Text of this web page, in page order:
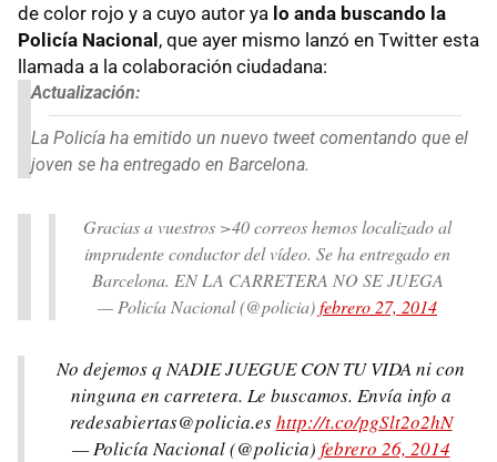
de color rojo y a cuyo autor ya lo anda buscando la
Policía Nacional, que ayer mismo lanzó en Twitter esta
llamada a la colaboración ciudadana:
Actualización:
La Policía ha emitido un nuevo tweet comentando que el
joven se ha entregado en Barcelona.
Gracias a vuestros >40 correos hemos localizado al
imprudente conductor del vídeo. Se ha entregado en
Barcelona. EN LA CARRETERA NO SE JUEGA
— Policía Nacional (@policia)febrero 27, 2014
No dejemos q NADIE JUEGUE CON TU VIDA ni con
ninguna en carretera. Le buscamos. Envía info a
redesabiertas@policia.eshttp://t.co/pgSlt2o2hN
— Policía Nacional (@policia) febrero 26, 2014